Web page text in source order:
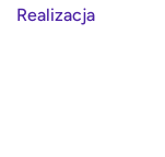
Realizacja